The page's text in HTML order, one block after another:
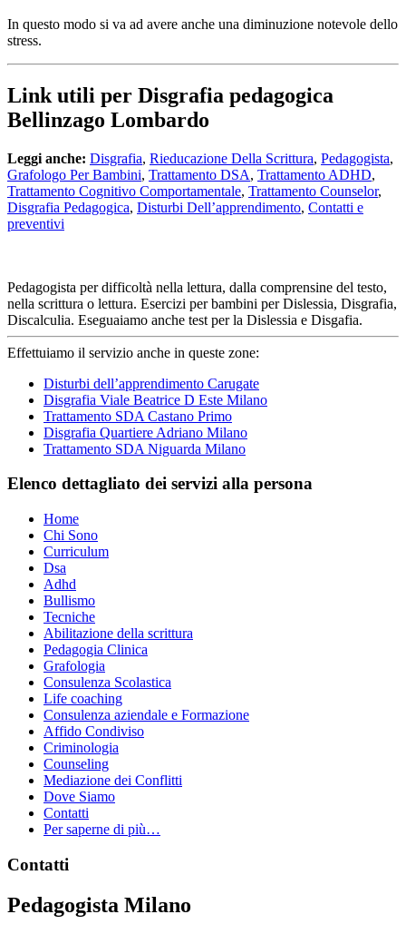
In questo modo si va ad avere anche una diminuzione notevole dello
stress.
Link utili per Disgrafia pedagogica
Bellinzago Lombardo
Leggi anche: Disgrafia, Rieducazione Della Scrittura, Pedagogista,
Grafologo Per Bambini, Trattamento DSA, Trattamento ADHD,
Trattamento Cognitivo Comportamentale, Trattamento Counselor,
Disgrafia Pedagogica, Disturbi Dell’apprendimento, Contatti e
preventivi
Pedagogista per difficoltà nella lettura, dalla comprensine del testo,
nella scrittura o lettura. Esercizi per bambini per Dislessia, Disgrafia,
Discalculia. Eseguaiamo anche test per la Dislessia e Disgafia.
Effettuiamo il servizio anche in queste zone:
Disturbi dell’apprendimento Carugate
Disgrafia Viale Beatrice D Este Milano
Trattamento SDA Castano Primo
Disgrafia Quartiere Adriano Milano
Trattamento SDA Niguarda Milano
Elenco dettagliato dei servizi alla persona
Home
Chi Sono
Curriculum
Dsa
Adhd
Bullismo
Tecniche
Abilitazione della scrittura
Pedagogia Clinica
Grafologia
Consulenza Scolastica
Life coaching
Consulenza aziendale e Formazione
Affido Condiviso
Criminologia
Counseling
Mediazione dei Conflitti
Dove Siamo
Contatti
Per saperne di più…
Footer
Contatti
Pedagogista Milano